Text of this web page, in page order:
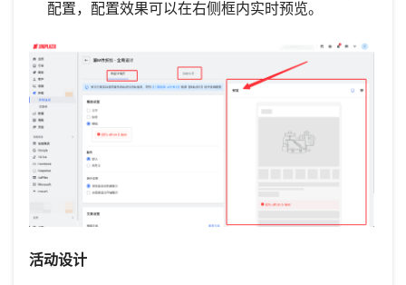
配置，配置效果可以在右侧框内实时预览。
活动设计